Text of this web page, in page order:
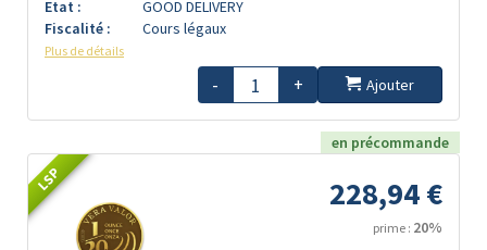
Etat :
GOOD DELIVERY
Fiscalité :
Cours légaux
Plus de détails
- + Ajouter
en précommande
LSP 228,94 €
prime : 20%